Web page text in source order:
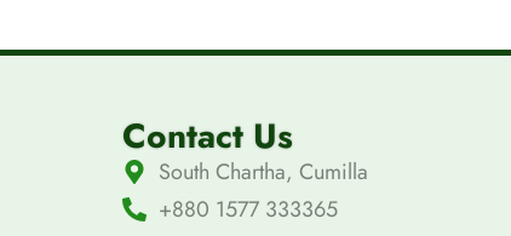
Contact Us
South Chartha, Cumilla
+880 1577 333365